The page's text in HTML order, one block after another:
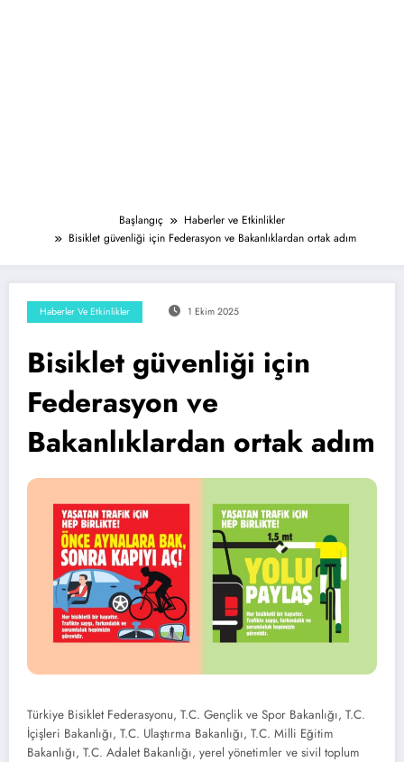
Başlangıç
Haberler ve Etkinlikler
Bisiklet güvenliği için Federasyon ve Bakanlıklardan ortak adım
Haberler Ve Etkinlikler 1 Ekim 2025
Bisiklet güvenliği için
Federasyon ve
Bakanlıklardan ortak adım
Türkiye Bisiklet Federasyonu, T.C. Gençlik ve Spor Bakanlığı, T.C.
İçişleri Bakanlığı, T.C. Ulaştırma Bakanlığı, T.C. Milli Eğitim
Bakanlığı, T.C. Adalet Bakanlığı, yerel yönetimler ve sivil toplum